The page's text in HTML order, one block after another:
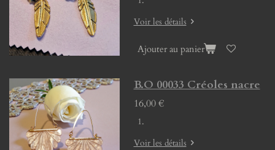
Voir les détails
Ajouter au panier
B.O 00033 Créoles nacre
16,00 €
Voir les détails